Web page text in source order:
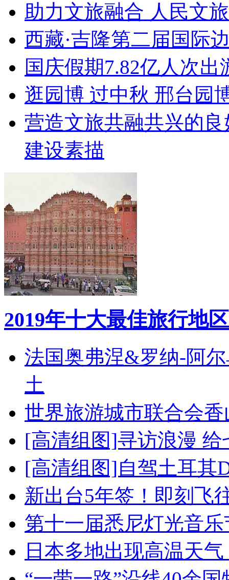
助力文旅融合 人民文
西藏·吉隆第二届国际
国庆假期7.82亿人次
逛园博 过中秋 邢台园
营造文旅共融共兴的
建设素描
2019年十大最佳旅行地区
法国奥弗涅&罗纳-阿
土
世界旅游城市联合会
[高清组图]寻访浪漫
[高清组图]自驾土耳其
新出台5年签！即刻飞
第十一届悉尼灯光音
日本多地出现高温天